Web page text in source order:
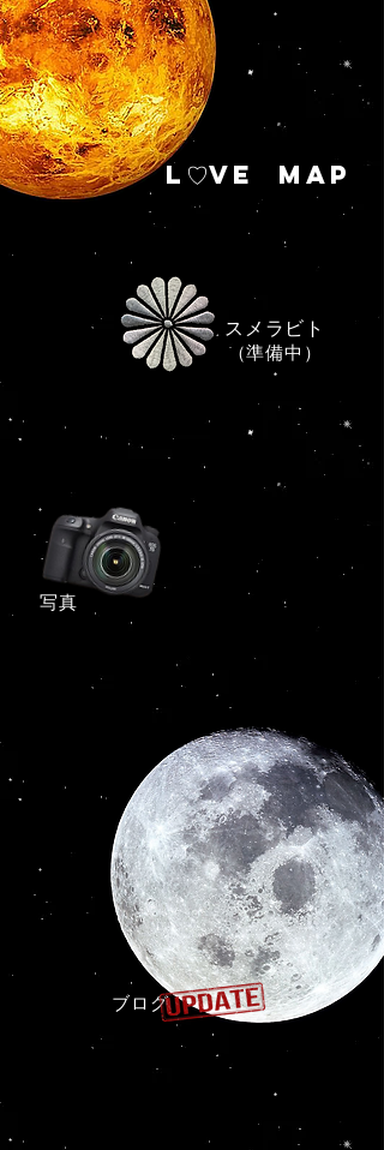
L♡VE MAP
スメラビト
​（準備中）
​写真
ブログ